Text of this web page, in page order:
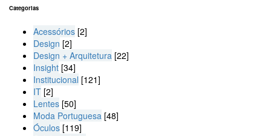
Categorias
Acessórios [2]
Design [2]
Design + Arquitetura [22]
Insight [34]
Institucional [121]
IT [2]
Lentes [50]
Moda Portuguesa [48]
Óculos [119]